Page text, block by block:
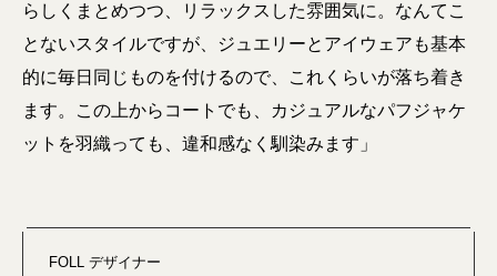
らしくまとめつつ、リラックスした雰囲気に。なんてこ
とないスタイルですが、ジュエリーとアイウェアも基本
的に毎日同じものを付けるので、これくらいが落ち着き
ます。この上からコートでも、カジュアルなパフジャケ
ットを羽織っても、違和感なく馴染みます」
FOLL デザイナー